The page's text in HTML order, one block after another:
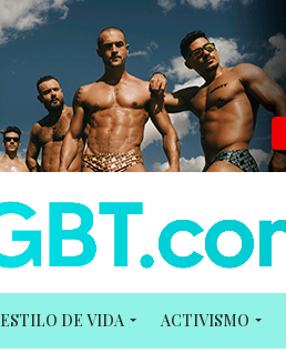
ESTILO DE VIDA ACTIVISMO